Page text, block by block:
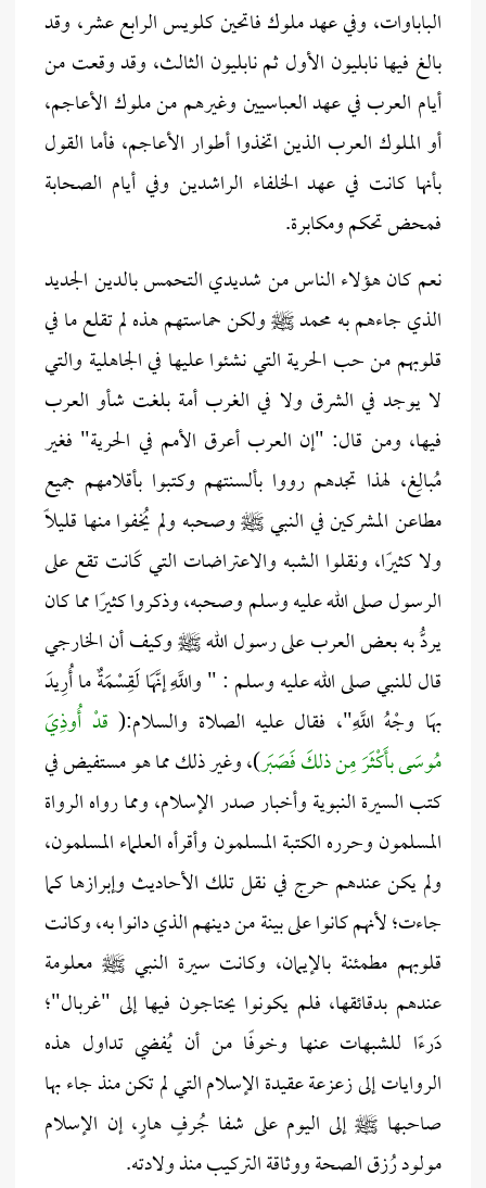
الباباوات، وفي عهد ملوك فاتحين كلويس الرابع عشر، وقد
بالغ فيها نابليون الأول ثم نابليون الثالث، وقد وقعت من
أيام العرب في عهد العباسيين وغيرهم من ملوك الأعاجم،
أو الملوك العرب الذين اتخذوا أطوار الأعاجم، فأما القول
بأنها كانت في عهد الخلفاء الراشدين وفي أيام الصحابة
فمحض تحكم ومكابرة.
نعم كان هؤلاء الناس من شديدي التحمس بالدين الجديد
الذي جاءهم به محمد ﷺ ولكن حماستهم هذه لم تقلع ما في
قلوبهم من حب الحرية التي نشئوا عليها في الجاهلية والتي
لا يوجد في الشرق ولا في الغرب أمة بلغت شأو العرب
فيها، ومن قال: "إن العرب أعرق الأمم في الحرية" فغير
مُبالِغ، لهذا تجدهم رووا بألسنتهم وكتبوا بأقلامهم جميع
مطاعن المشركين في النبي ﷺ وصحبه ولم يُخفوا منها قليلًا
ولا كثيرًا، ونقلوا الشبه والاعتراضات التي كَانت تقع على
الرسول صلى الله عليه وسلم وصحبه، وذكروا كثيرًا مما كان
يردُّ به بعض العرب على رسول الله ﷺ وكيف أن الخارجي
قال للنبي صلى الله عليه وسلم : " واللَّهِ إنَّهَا لَقِسْمَةٌ ما أُرِيدَ
بهَا وجْهُ اللَّهِ"، فقال عليه الصلاة والسلام:( قدْ أُوذِيَ
مُوسَى بأَكْثَرَ مِن ذلكَ فَصَبَر)، وغير ذلك مما هو مستفيض في
كتب السيرة النبوية وأخبار صدر الإسلام، ومما رواه الرواة
المسلمون وحرره الكتبة المسلمون وأقرأه العلماء المسلمون،
ولم يكن عندهم حرج في نقل تلك الأحاديث وإبرازها كما
جاءت؛ لأنهم كانوا على بينة من دينهم الذي دانوا به، وكانت
قلوبهم مطمئنة بالإيمان، وكانت سيرة النبي ﷺ معلومة
عندهم بدقائقها، فلم يكونوا يحتاجون فيها إلى "غربال"؛
دَرءًا للشبهات عنها وخوفًا من أن يُفضي تداول هذه
الروايات إلى زعزعة عقيدة الإسلام التي لم تكن منذ جاء بها
صاحبها ﷺ إلى اليوم على شفا جُرفٍ هارٍ، إن الإسلام
مولود رُزق الصحة ووثاقة التركيب منذ ولادته.